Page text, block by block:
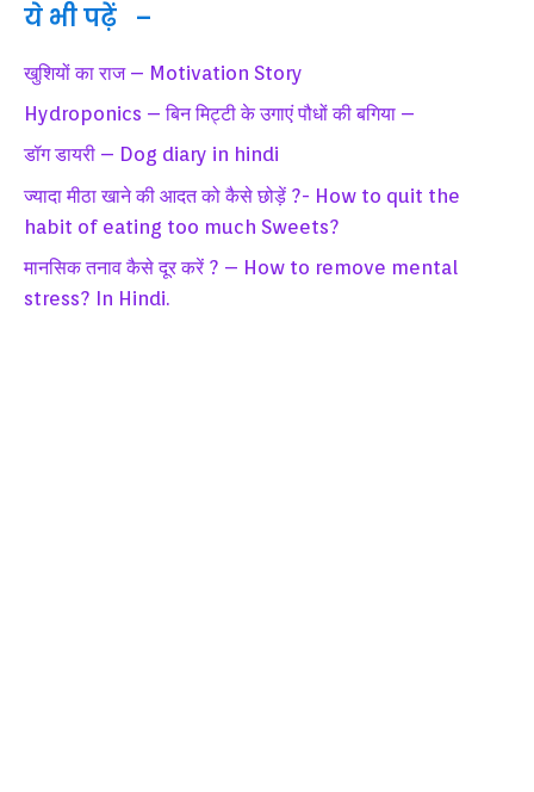
ये भी पढ़ें –
खुशियों का राज – Motivation Story
Hydroponics – बिन मिट्टी के उगाएं पौधों की बगिया –
डॉग डायरी – Dog diary in hindi
ज्यादा मीठा खाने की आदत को कैसे छोड़ें ?- How to quit the
habit of eating too much Sweets?
मानसिक तनाव कैसे दूर करें ? – How to remove mental
stress? In Hindi.